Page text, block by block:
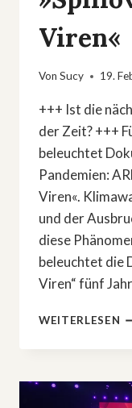
Viren«
Von Sucy 19.
+++ Ist die
der Zeit? +++
beleuchtet
Pandemien:
Viren«.
und der
diese
beleuchtet die
Viren“ fünf
WEITERLESEN